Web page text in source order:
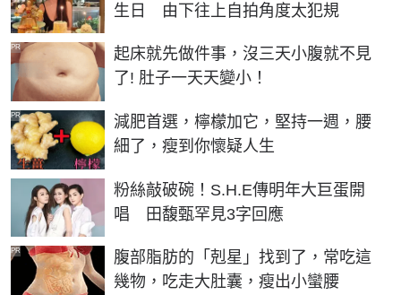
生日 由下往上自拍角度太犯規
起床就先做件事，沒三天小腹就不見
了! 肚子一天天變小！
PR
減肥首選，檸檬加它，堅持一週，腰
細了，瘦到你懷疑人生
PR
粉絲敲破碗！S.H.E傳明年大巨蛋開
唱 田馥甄罕見3字回應
腹部脂肪的「剋星」找到了，常吃這
幾物，吃走大肚囊，瘦出小蠻腰
PR